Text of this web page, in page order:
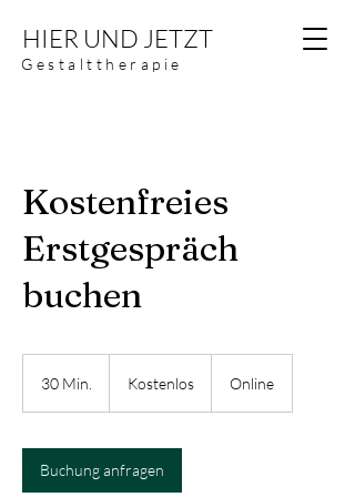
HIER UND JETZT
Gestalttherapie
Kostenfreies
Erstgespräch
buchen
30 Min.
i
n
.
Kostenlos Online
Buchung anfragen